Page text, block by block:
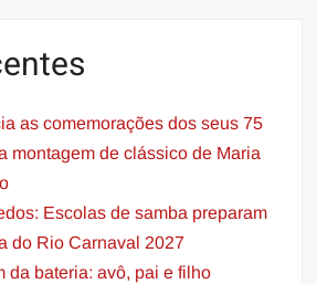
as comemorações dos seus 75
montagem de clássico de Maria
Escolas de samba preparam
do Rio Carnaval 2027
da bateria: avô, pai e filho